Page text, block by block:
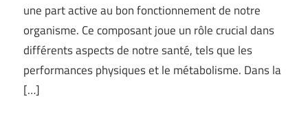
une part active au bon fonctionnement de notre
organisme. Ce composant joue un rôle crucial dans
différents aspects de notre santé, tels que les
performances physiques et le métabolisme. Dans la
[…]